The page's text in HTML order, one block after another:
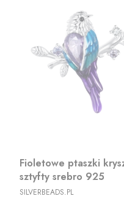
Fioletowe ptaszki
sztyfty srebro 925
PRODUCENT
SILVERBEADS.PL